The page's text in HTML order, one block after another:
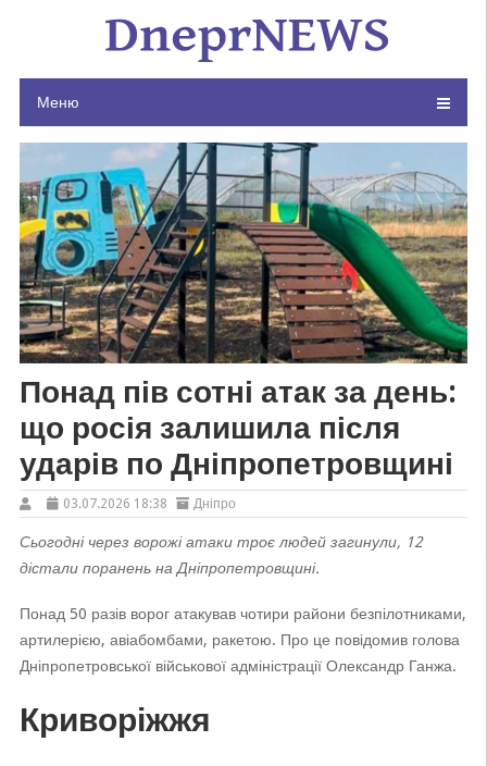
Меню
Понад пів сотні атак за день:
що росія залишила після
ударів по Дніпропетровщині
03.07.2026 18:38 Дніпро
Сьогодні через ворожі атаки троє людей загинули, 12
дістали поранень на Дніпропетровщині.
Понад 50 разів ворог атакував чотири райони безпілотниками,
артилерією, авіабомбами, ракетою. Про це повідомив голова
Дніпропетровської військової адміністрації Олександр Ганжа.
Криворіжжя